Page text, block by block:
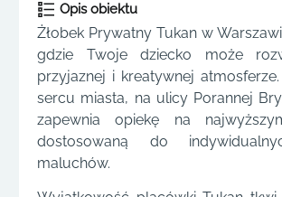
Opis obiektu
Żłobek Prywatny Tukan w
gdzie Twoje dziecko może
przyjaznej i kreatywnej
sercu miasta, na ulicy Porannej
zapewnia opiekę na
dostosowaną do
maluchów.